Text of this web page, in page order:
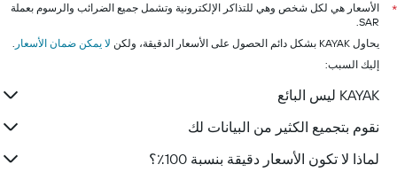
*
الأسعار هي لكل شخص وهي للتذاكر الإلكترونية وتشمل جميع الضرائب والرسوم بعملة
SAR.
يحاول KAYAK بشكل دائم الحصول على الأسعار الدقيقة، ولكن
لا يمكن ضمان الأسعار .
إليك السبب:
KAYAK ليس البائع
نقوم بتجميع الكثير من البيانات لك
لماذا لا تكون الأسعار دقيقة بنسبة 100٪؟